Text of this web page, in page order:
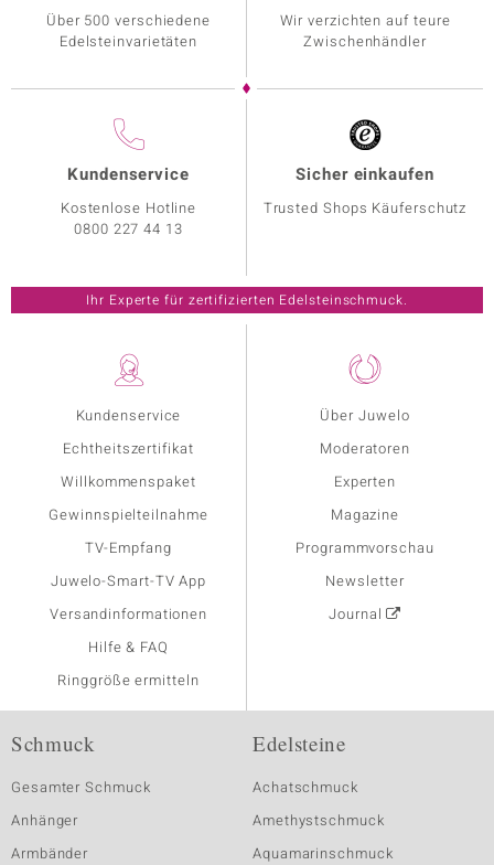
Kundenservice
Echtheitszertifikat
Willkommenspaket
Gewinnspielteilnahme
TV-Empfang
Juwelo-Smart-TV App
Versandinformationen
Hilfe & FAQ
Ringgröße ermitteln
Über Juwelo
Moderatoren
Experten
Magazine
Programmvorschau
Newsletter
Journal
Über 500 verschiedene
Edelsteinvarietäten
Wir verzichten auf teure
Zwischenhändler
Kundenservice
Kostenlose Hotline
0800 227 44 13
Sicher einkaufen
Trusted Shops Käuferschutz
Ihr Experte für zertifizierten Edelsteinschmuck.
Schmuck
Gesamter Schmuck
Anhänger
Armbänder
Edelsteine
Achatschmuck
Amethystschmuck
Aquamarinschmuck